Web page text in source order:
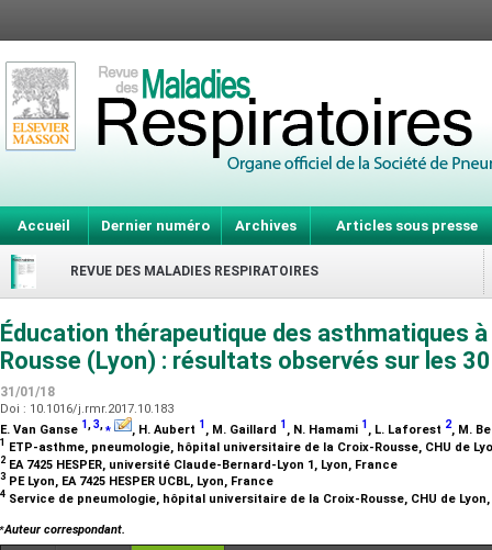
Accueil Dernier numéro Archives Articles sous presse
REVUE DES MALADIES RESPIRATOIRES
Éducation thérapeutique des asthmatiques à
Rousse (Lyon) : résultats observés sur les
31/01/18
Doi : 10.1016/j.rmr.2017.10.183
E. Van Ganse 1,3,⁎ , H. Aubert 1 , M. Gaillard 1 , N. Hamami 1 , L. Laforest 2, M.
1 ETP-asthme, pneumologie, hôpital universitaire de la Croix-Rousse, CHU de
2 EA 7425 HESPER, université Claude-Bernard-Lyon 1, Lyon, France
3 PE Lyon, EA 7425 HESPER UCBL, Lyon, France
4 Service de pneumologie, hôpital universitaire de la Croix-Rousse, CHU de
⁎Auteur correspondant.